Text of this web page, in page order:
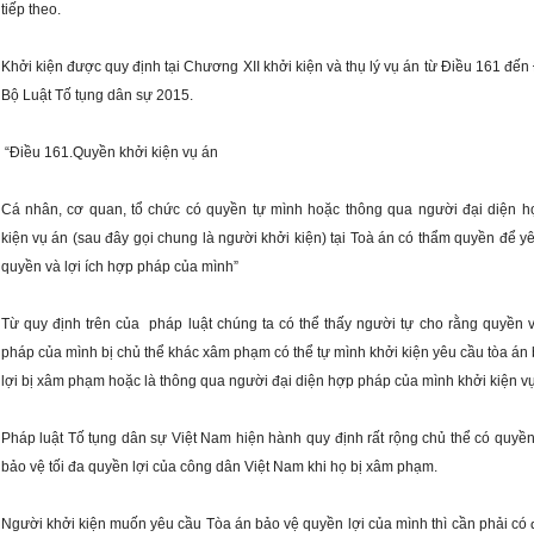
tiếp theo.
Khởi kiện được quy định tại Chương XII khởi kiện và thụ lý vụ án từ Điều 161
Bộ Luật Tố tụng dân sự 2015.
“Điều 161.Quyền khởi kiện vụ án
Cá nhân, cơ quan, tổ chức có quyền tự mình hoặc thông qua người đại diện
kiện vụ án (sau đây gọi chung là người khởi kiện) tại Toà án có thẩm quyền để
quyền và lợi ích hợp pháp của mình”
Từ quy định trên của  pháp luật chúng ta có thể thấy người tự cho rằng quyền
pháp của mình bị chủ thể khác xâm phạm có thể tự mình khởi kiện yêu cầu tòa án
lợi bị xâm phạm hoặc là thông qua người đại diện hợp pháp của mình khởi kiện
Pháp luật Tố tụng dân sự Việt Nam hiện hành quy định rất rộng chủ thể có
bảo vệ tối đa quyền lợi của công dân Việt Nam khi họ bị xâm phạm.
Người khởi kiện muốn yêu cầu Tòa án bảo vệ quyền lợi của mình thì cần phải có